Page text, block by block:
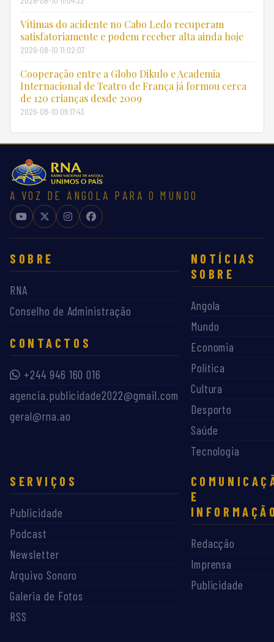
Vítimas do acidente no Cabo Ledo recuperam
satisfatoriamente e podem receber alta ainda hoje
2026-08-10 11:02:07
Cooperação entre a Globo Dikulo e Academia
Internacional de Teatro de França já formou cerca
de 120 crianças desde 2009
2026-08-10 09:17:43
A VOZ DE ANGOLA PARA O MUNDO
SOBRE
RNA
Conselho de Administração
CONTACTOS
+244 946 160 016
agencia.publicidade2022@gmail.com
geral@rna.ao
NOTÍCIAS
SOBRE
Angola
Mundo
Economia
Política
Cultura
Desporto
Saúde
Tecnologia
SERVIÇOS
Publicidade
Podcast
Newsletter
Arquivo Sonoro
Galeria de Fotos
RSS
E
Redacção
Imprensa
Publicidade